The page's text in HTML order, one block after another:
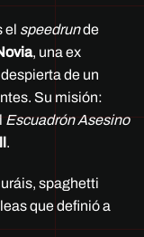
el speedrunde
, una ex
de un
Su misión:
Escuadrón Asesino
.
spaghetti
que definió a